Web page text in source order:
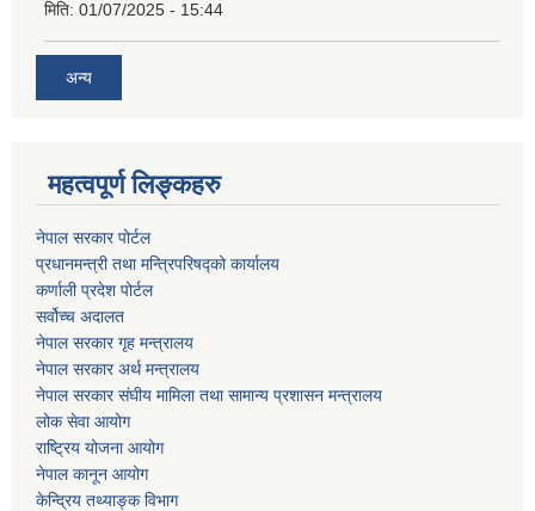
मिति: 01/07/2025 - 15:44
अन्य
महत्वपूर्ण लिङ्कहरु
नेपाल सरकार पोर्टल
प्रधानमन्‍‍त्री तथा मन्‍त्रिपरिषद्को कार्यालय
कर्णाली प्रदेश पोर्टल
सर्वोच्‍च अदालत
नेपाल सरकार गृह मन्‍‍‍त्रालय
नेपाल सरकार अर्थ मन्‍त्रालय
नेपाल सरकार संघीय मामिला तथा सामान्य प्रशासन मन्‍त्रालय
लोक सेवा आयोग
राष्‍ट्रिय योजना आयोग
नेपाल कानून आयोग
केन्द्रिय तथ्याङ्क विभाग